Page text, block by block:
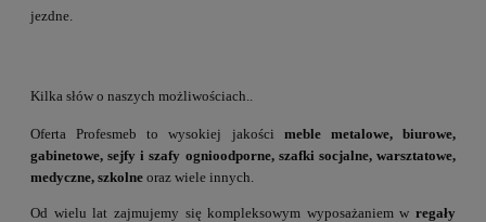
jezdne.
Kilka słów o naszych możliwościach..
Oferta Profesmeb to wysokiej jakości meble metalowe, biurowe,
gabinetowe, sejfy i szafy ognioodporne, szafki socjalne, warsztatowe,
medyczne, szkolne oraz wiele innych.
Od wielu lat zajmujemy się kompleksowym wyposażaniem w regały